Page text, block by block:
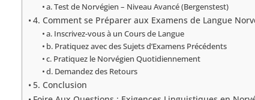
a. Test de Norvégien – Niveau Avancé (Bergenstest)
4. Comment se Préparer aux Examens de Langue
a. Inscrivez-vous à un Cours de Langue
b. Pratiquez avec des Sujets d’Examens Précédents
c. Pratiquez le Norvégien Quotidiennement
d. Demandez des Retours
5. Conclusion